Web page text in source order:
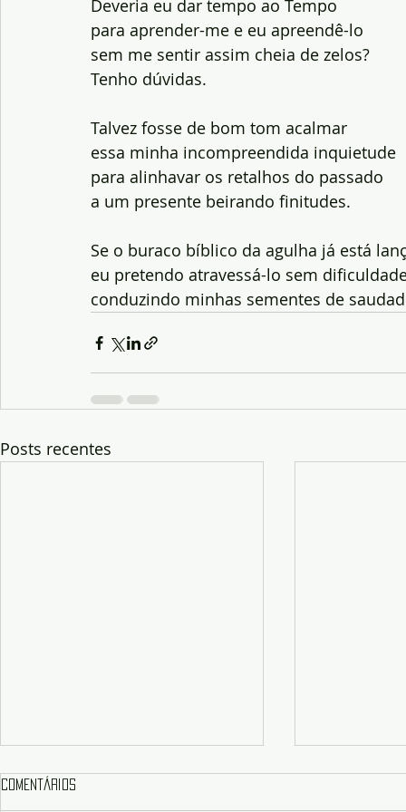
Deveria eu dar tempo ao Tempo
para aprender-me e eu apreendê-lo
sem me sentir assim cheia de zelos?
Tenho dúvidas.
Talvez fosse de bom tom acalmar
essa minha incompreendida inquietude
para alinhavar os retalhos do passado
a um presente beirando finitudes.
Se o buraco bíblico da agulha já está
eu pretendo atravessá-lo sem
conduzindo minhas sementes de
Posts recentes
Comentários